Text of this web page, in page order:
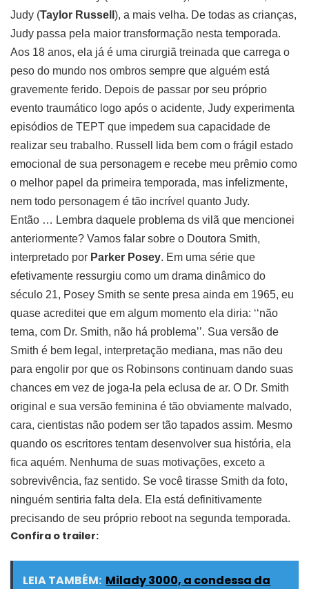
Judy (Taylor Russell ), a mais velha. De todas as crianças,
Judy passa pela maior transformação nesta temporada.
Aos 18 anos, ela já é uma cirurgiã treinada que carrega o
peso do mundo nos ombros sempre que alguém está
gravemente ferido. Depois de passar por seu próprio
evento traumático logo após o acidente, Judy experimenta
episódios de TEPT que impedem sua capacidade de
realizar seu trabalho. Russell lida bem com o frágil estado
emocional de sua personagem e recebe meu prêmio como
o melhor papel da primeira temporada, mas infelizmente,
nem todo personagem é tão incrível quanto Judy.
Então … Lembra daquele problema ds vilã que mencionei
anteriormente? Vamos falar sobre o Doutora Smith,
interpretado por Parker Posey. Em uma série que
efetivamente ressurgiu como um drama dinâmico do
século 21, Posey Smith se sente presa ainda em 1965, eu
quase acreditei que em algum momento ela diria: ‘‘não
tema, com Dr. Smith, não há problema’’. Sua versão de
Smith é bem legal, interpretação mediana, mas não deu
para engolir por que os Robinsons continuam dando suas
chances em vez de joga-la pela eclusa de ar. O Dr. Smith
original e sua versão feminina é tão obviamente malvado,
cara, cientistas não podem ser tão tapados assim. Mesmo
quando os escritores tentam desenvolver sua história, ela
fica aquém. Nenhuma de suas motivações, exceto a
sobrevivência, faz sentido. Se você tirasse Smith da foto,
ninguém sentiria falta dela. Ela está definitivamente
precisando de seu próprio reboot na segunda temporada.
Confira o trailer:
LEIA TAMBÉM: Milady 3000, a condessa da